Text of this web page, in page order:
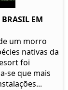
BRASIL EM
um morro
nativas da
foi
se que mais